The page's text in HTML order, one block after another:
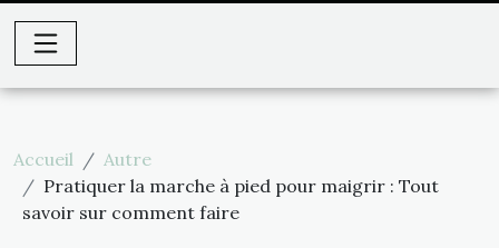
Accueil
Autre
Pratiquer la marche à pied pour maigrir : Tout
savoir sur comment faire